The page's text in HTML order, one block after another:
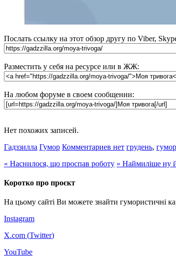
Послать ссылку на этот обзор другу по Viber,
Разместить у себя на ресурсе или в ЖЖ:
На любом форуме в своем сообщении:
Нет похожих записей.
Гадззилла Гумор Комментариев нет грудень, гумор
« Наснилося, що проспав роботу » Наймиліше ну
Коротко про проєкт
На цьому сайті Ви можете знайти гумористичні
Instagram
X.com (Twitter)
YouTube